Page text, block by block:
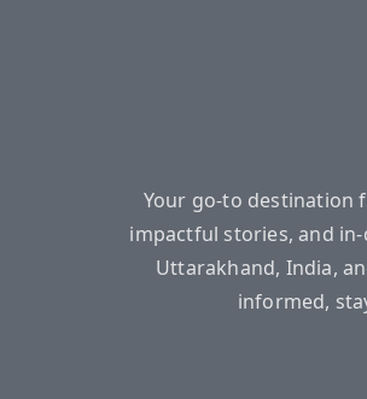
Your go-to destination
impactful stories, and
Uttarakhand, India,
informed,